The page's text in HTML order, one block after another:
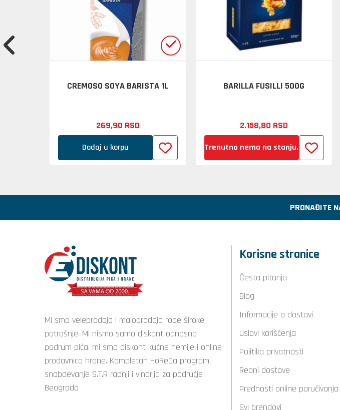
CREMOSO SOYA BARISTA 1L
269,90 RSD
Dodaj u korpu
BARILLA FUSILLI 500G
2.158,80 RSD
Trenutno nema na stanju.
PRONAĐITE
Mi smo veleprodaja i maloprodaja robe široke
potrošnje. Mi nismo samo diskont odnosno
podrum pića, mi smo diskont kućne hemije i online
prodavnica hrane. Kompletan HoReCa program,
snabdevanje S.T.R radnji i vinarija za područje
Beograda
Korisne stranice
Česta pitanja
Blog
Informacije o dostavi
Uslovi korišćenja
Politika privatnosti
Reoni dostave
Prednosti online poručivanja
Svi brendovi